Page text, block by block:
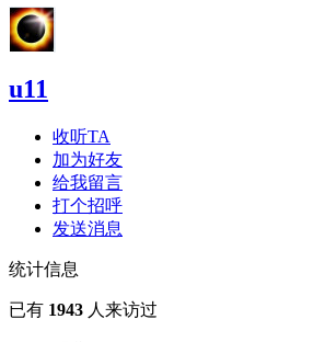
u11
收听TA
加为好友
给我留言
打个招呼
发送消息
统计信息
已有 1943 人来访过